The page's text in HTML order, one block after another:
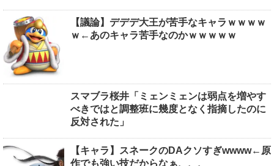
【議論】デデデ大王が苦手なキャラｗｗｗｗ
ｗ←あのキャラ苦手なのかｗｗｗｗｗ
スマブラ桜井「ミェンミェンは弱点を増やす
べきではと調整班に幾度となく指摘したのに
反対された」
【キャラ】スネークのDAクソすぎwwww←原
作でも強い技だからなぁ、、、